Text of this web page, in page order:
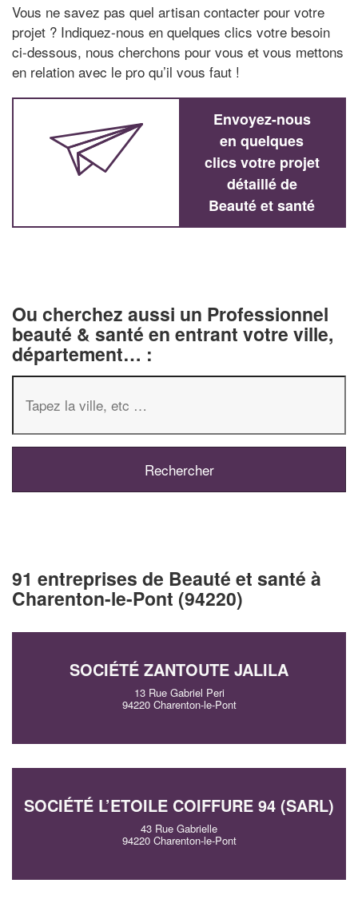
Vous ne savez pas quel artisan contacter pour votre
projet ? Indiquez-nous en quelques clics votre besoin
ci-dessous, nous cherchons pour vous et vous mettons
en relation avec le pro qu’il vous faut !
Envoyez-nous
en quelques
clics votre projet
détaillé de
Beauté et santé
Ou cherchez aussi un Professionnel
beauté & santé en entrant votre ville,
département… :
91 entreprises de Beauté et santé à
Charenton-le-Pont (94220)
SOCIÉTÉ ZANTOUTE JALILA
13 Rue Gabriel Peri
94220 Charenton-le-Pont
SOCIÉTÉ L’ETOILE COIFFURE 94 (SARL)
43 Rue Gabrielle
94220 Charenton-le-Pont